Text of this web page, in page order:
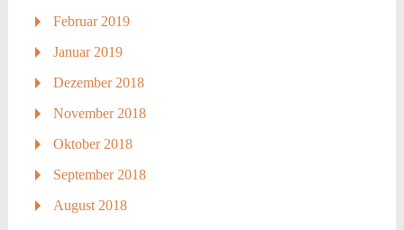
Februar 2019
Januar 2019
Dezember 2018
November 2018
Oktober 2018
September 2018
August 2018